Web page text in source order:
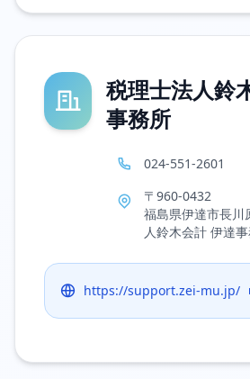
税理士法人鈴
事務所
024-551-2601
〒960-0432
福島県伊達市長川
人鈴木会計 伊達
https://support.zei-mu.jp/